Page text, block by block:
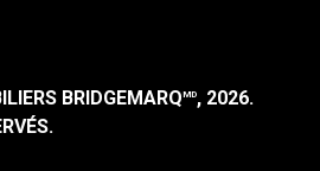
BRIDGEMARQMD, 2026.